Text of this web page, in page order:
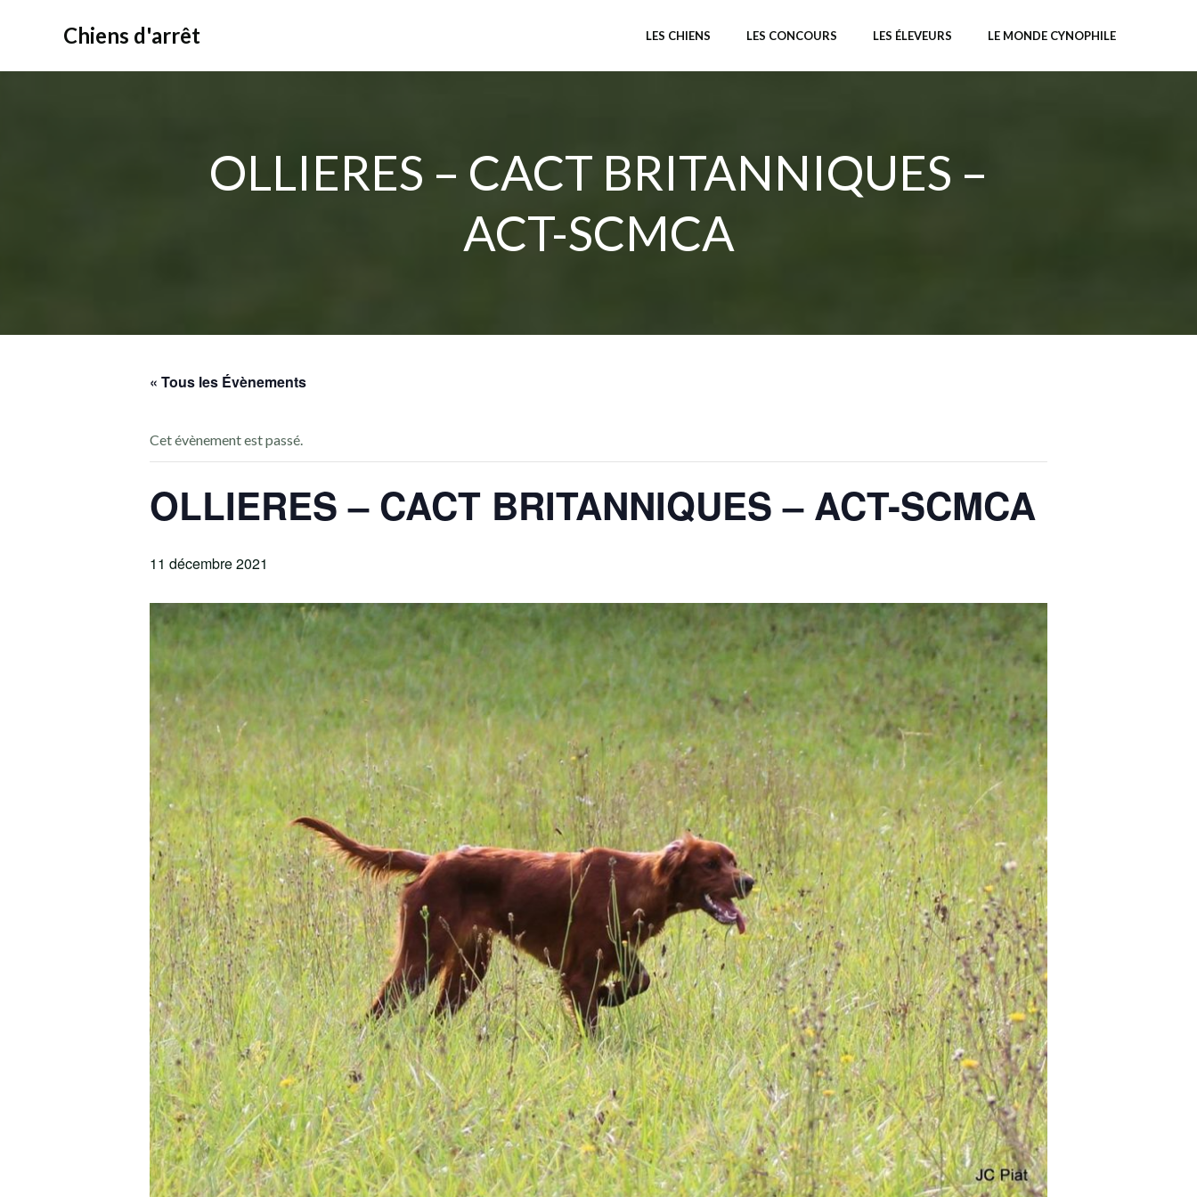
Chiens d'arrêt LES CHIENS LES CONCOURS LES ÉLEVEURS LE MONDE CYNOPHILE
OLLIERES – CACT BRITANNIQUES –
ACT-SCMCA
« Tous les Évènements
Cet évènement est passé.
OLLIERES – CACT BRITANNIQUES – ACT-SCMCA
11 décembre 2021